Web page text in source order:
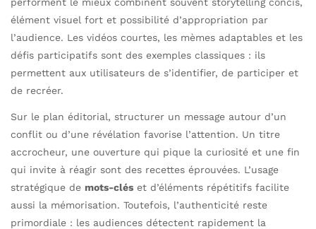
performent le mieux combinent souvent storytelling concis,
élément visuel fort et possibilité d’appropriation par
l’audience. Les vidéos courtes, les mèmes adaptables et les
défis participatifs sont des exemples classiques : ils
permettent aux utilisateurs de s’identifier, de participer et
de recréer.
Sur le plan éditorial, structurer un message autour d’un
conflit ou d’une révélation favorise l’attention. Un titre
accrocheur, une ouverture qui pique la curiosité et une fin
qui invite à réagir sont des recettes éprouvées. L’usage
stratégique de mots-clés et d’éléments répétitifs facilite
aussi la mémorisation. Toutefois, l’authenticité reste
primordiale : les audiences détectent rapidement la